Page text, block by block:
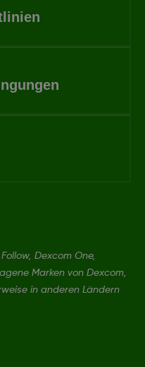
Dexcom One,
Marken von Dexcom,
in anderen Ländern